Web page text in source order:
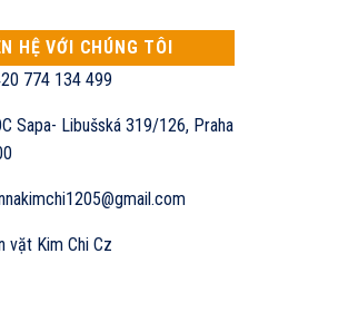
HỆ VỚI CHÚNG TÔI
774 134 499
Sapa- Libušská 319/126, Praha
vặt Kim Chi Cz